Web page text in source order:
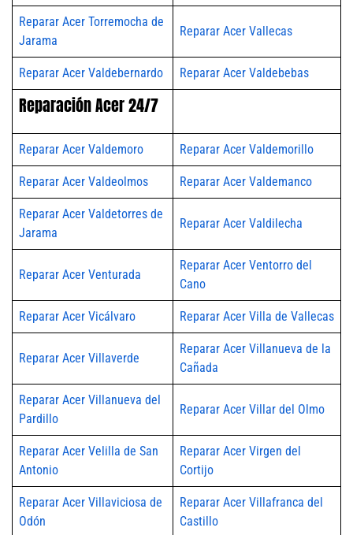
Reparar Acer Torremocha de
Jarama
Reparar Acer Vallecas
Reparar Acer Valdebernardo Reparar Acer Valdebebas
Reparación Acer 24/7
Reparar Acer Valdemoro Reparar Acer Valdemorillo
Reparar Acer Valdeolmos Reparar Acer Valdemanco
Reparar Acer Valdetorres de
Jarama
Reparar Acer Valdilecha
Reparar Acer Venturada
Reparar Acer Ventorro del
Cano
Reparar Acer Vicálvaro Reparar Acer Villa de Vallecas
Reparar Acer Villaverde
Reparar Acer Villanueva de la
Cañada
Reparar Acer Villanueva del
Pardillo
Reparar Acer Villar del Olmo
Reparar Acer Velilla de San
Antonio
Reparar Acer Virgen del
Cortijo
Reparar Acer Villaviciosa de
Odón
Reparar Acer Villafranca del
Castillo